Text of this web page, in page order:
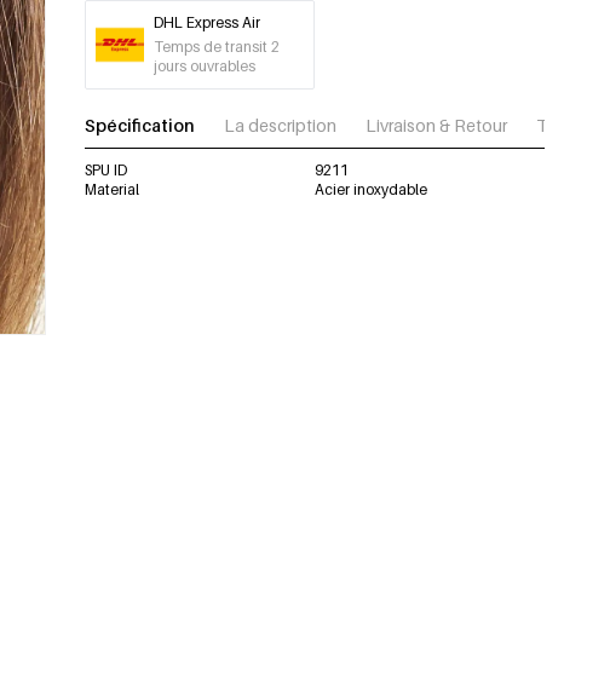
DHL Express Air
Temps de transit 2
jours ouvrables
Spécification La description Livraison & Retour
SPU ID
9211
Material
Acier inoxydable